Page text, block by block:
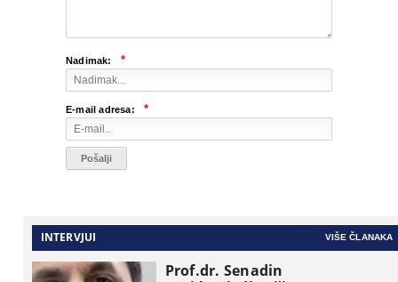
Nadimak: *
E-mail adresa: *
INTERVJUI VIŠE ČLANAKA
Prof.dr. Senadin